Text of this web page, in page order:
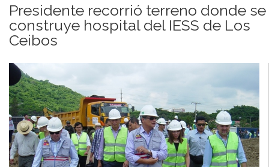
Presidente recorrió terreno donde se
construye hospital del IESS de Los
Ceibos